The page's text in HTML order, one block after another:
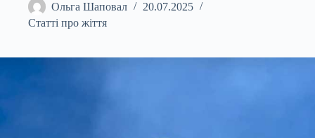
Ольга Шаповал
20.07.2025
Статті про жіття